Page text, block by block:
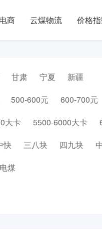
商 云煤物流 价格
甘肃 宁夏
新疆
500-600元
600-700元
大卡 5500-6000大卡
快 三八块 四九块
电煤